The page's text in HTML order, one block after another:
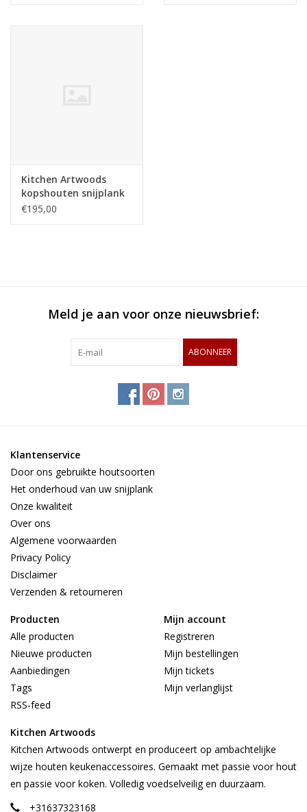
Kitchen Artwoods
kopshouten snijplank
met gewoven patroon
€195,00
Meld je aan voor onze nieuwsbrief:
ABONNEER
Klantenservice
Door ons gebruikte houtsoorten
Het onderhoud van uw snijplank
Onze kwaliteit
Over ons
Algemene voorwaarden
Privacy Policy
Disclaimer
Verzenden & retourneren
Producten
Alle producten
Nieuwe producten
Aanbiedingen
Tags
RSS-feed
Mijn account
Registreren
Mijn bestellingen
Mijn tickets
Mijn verlanglijst
Kitchen Artwoods
Kitchen Artwoods ontwerpt en produceert op ambachtelijke
wijze houten keukenaccessoires. Gemaakt met passie voor hout
en passie voor koken. Volledig voedselveilig en duurzaam.
+31637323168